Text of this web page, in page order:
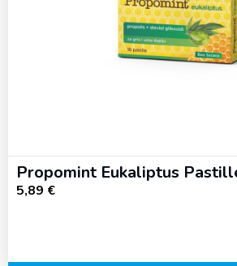
Propomint Eukaliptus
5,89 €